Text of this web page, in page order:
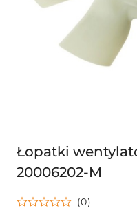
Łopatki
20006202-M
(0)